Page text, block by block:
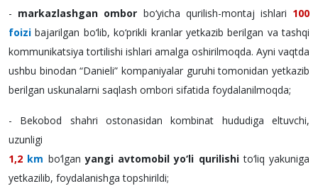
- markazlashgan ombor bo‘yicha qurilish-montaj ishlari 100
foizi bajarilgan bo‘lib, ko‘prikli kranlar yetkazib berilgan va tashqi
kommunikatsiya tortilishi ishlari amalga oshirilmoqda. Ayni vaqtda
ushbu binodan “Danieli” kompaniyalar guruhi tomonidan yetkazib
berilgan uskunalarni saqlash ombori sifatida foydalanilmoqda;
- Bekobod shahri ostonasidan kombinat hududiga eltuvchi,
uzunligi
1,2 km bo‘lganyangi avtomobil yo‘li qurilishito‘liq yakuniga
yetkazilib, foydalanishga topshirildi;